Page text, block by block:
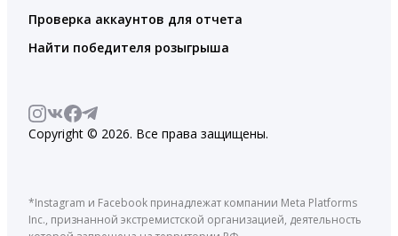
Проверка аккаунтов для отчета
Найти победителя розыгрыша
Copyright © 2026. Все права защищены.
*Instagram и Facebook принадлежат компании Meta Platforms
Inc., признанной экстремистской организацией, деятельность